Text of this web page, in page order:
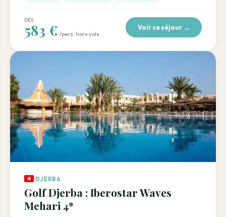
DÈS
583 € /pers. hors vols
Voir ce séjour →
DJERBA
Golf Djerba : Iberostar Waves
Mehari 4*